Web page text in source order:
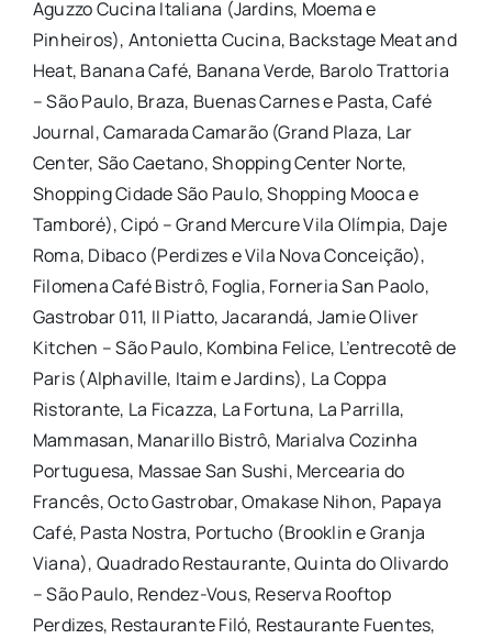
Aguzzo Cucina Italiana (Jardins, Moema e
Pinheiros), Antonietta Cucina, Backstage Meat and
Heat, Banana Café, Banana Verde, Barolo Trattoria
–SãoPaulo, Braza, Buenas Carnes e Pasta, Café
Journal, Camarada Camarão (Grand Plaza, Lar
Center, SãoCaetano, Shopping Center Norte,
Shopping CidadeSão Paulo, Shopping Mooca e
Tamboré), Cipó – Grand Mercure Vila Olímpia, Daje
Roma, Dibaco (Perdizes e Vila Nova Conceição),
Filomena Café Bistrô, Foglia, Forneria San Paolo,
Gastrobar 011, II Piatto, Jacarandá, Jamie Oliver
Kitchen –SãoPaulo, Kombina Felice, L’entrecotê de
Paris (Alphaville, Itaim e Jardins), La Coppa
Ristorante, La Ficazza, La Fortuna, La Parrilla,
Mammasan, Manarillo Bistrô, Marialva Cozinha
Portuguesa, Massae San Sushi, Mercearia do
Francês, Octo Gastrobar, Omakase Nihon, Papaya
Café, Pasta Nostra, Portucho (Brooklin e Granja
Viana), QuadradoRestaurante, Quinta do Olivardo
–SãoPaulo, Rendez-Vous, Reserva Rooftop
Perdizes, RestauranteFiló, Restaurante Fuentes,